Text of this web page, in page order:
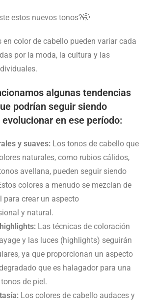
estos nuevos tonos?🤭
en color de cabello pueden variar cada
por la moda, la cultura y las
algunas tendencias
podrían seguir siendo
en ese período:
y suaves: Los tonos de cabello que
naturales, como rubios cálidos,
avellana, pueden seguir siendo
colores a menudo se mezclan de
para crear un aspecto
y natural.
Las técnicas de coloración
y las luces (highlights) seguirán
ya que proporcionan un aspecto
que es halagador para una
de piel.
Los colores de cabello audaces y